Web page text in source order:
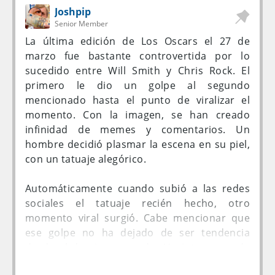
calórica.
la revista British Medical Journal.
¿Es muy transmisible?
La Organización Mundial de la Salud (OMS)
dijo que la variante XE reflejó un nivel de
transmisión 10% mayor que la BA.2, pero esta
valoración aún requiere confirmación.
Tailandia reportó en marzo cuatro casos de
una combinación que podría ser similar, a la
Sirilak, director del Departamento de Ciencias
Médicas de Tailandia, 386 casos de BA.2.2 se
reportaron también en Hong Kong.
Joshpip
Senior Member
La última edición de Los Oscars el 27 de
marzo fue bastante controvertida por lo
sucedido entre Will Smith y Chris Rock. El
primero le dio un golpe al segundo
mencionado hasta el punto de viralizar el
momento. Con la imagen, se han creado
infinidad de memes y comentarios. Un
hombre decidió plasmar la escena en su piel,
con un tatuaje alegórico.
Automáticamente cuando subió a las redes
sociales el tatuaje recién hecho, otro
momento viral surgió. Cabe mencionar que
ese golpe no ha dejado de ser tendencia